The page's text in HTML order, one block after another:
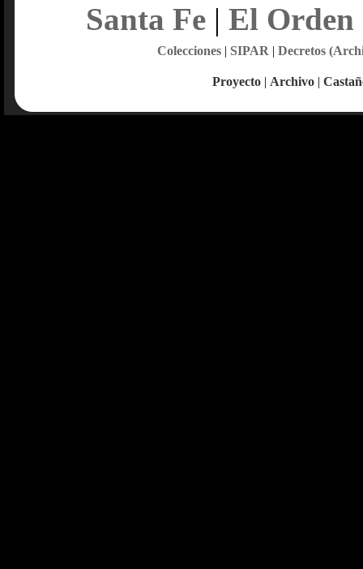
Santa Fe| El Orden
Colecciones| SIPAR | Decretos
Proyecto | Archivo |